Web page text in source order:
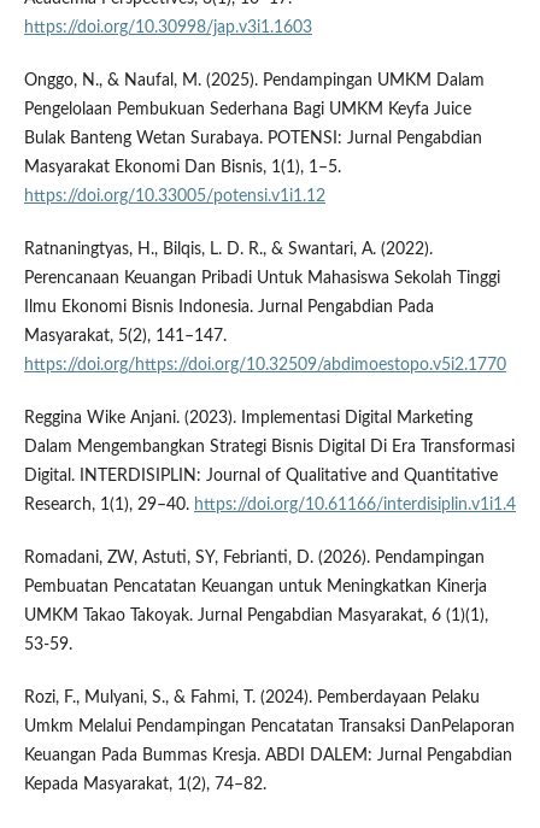
https://doi.org/10.30998/jap.v3i1.1603
Onggo, N., & Naufal, M. (2025). Pendampingan UMKM Dalam
Pengelolaan Pembukuan Sederhana Bagi UMKM Keyfa Juice
Bulak Banteng Wetan Surabaya. POTENSI: Jurnal Pengabdian
Masyarakat Ekonomi Dan Bisnis, 1(1), 1–5.
https://doi.org/10.33005/potensi.v1i1.12
Ratnaningtyas, H., Bilqis, L. D. R., & Swantari, A. (2022).
Perencanaan Keuangan Pribadi Untuk Mahasiswa Sekolah Tinggi
Ilmu Ekonomi Bisnis Indonesia. Jurnal Pengabdian Pada
Masyarakat, 5(2), 141–147.
https://doi.org/https://doi.org/10.32509/abdimoestopo.v5i2.1770
Reggina Wike Anjani. (2023). Implementasi Digital Marketing
Dalam Mengembangkan Strategi Bisnis Digital Di Era Transformasi
Digital. INTERDISIPLIN: Journal of Qualitative and Quantitative
Research, 1(1), 29–40. https://doi.org/10.61166/interdisiplin.v1i1.4
Romadani, ZW, Astuti, SY, Febrianti, D. (2026). Pendampingan
Pembuatan Pencatatan Keuangan untuk Meningkatkan Kinerja
UMKM Takao Takoyak. Jurnal Pengabdian Masyarakat, 6 (1)(1),
53-59.
Rozi, F., Mulyani, S., & Fahmi, T. (2024). Pemberdayaan Pelaku
Umkm Melalui Pendampingan Pencatatan Transaksi DanPelaporan
Keuangan Pada Bummas Kresja. ABDI DALEM: Jurnal Pengabdian
Kepada Masyarakat, 1(2), 74–82.